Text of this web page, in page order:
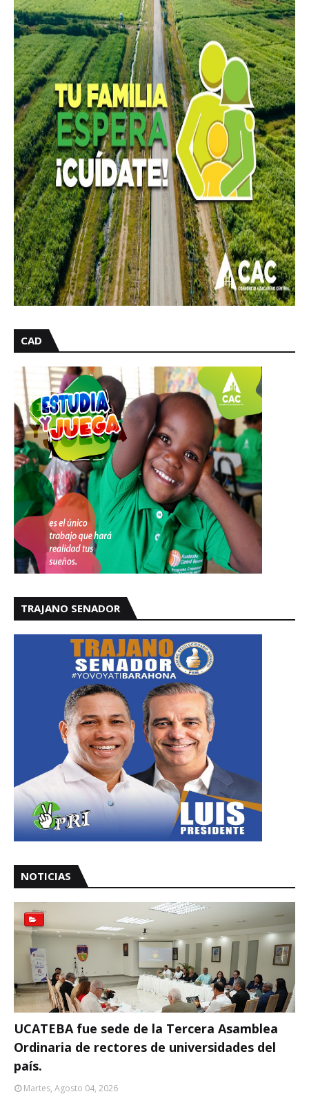
CAD
TRAJANO SENADOR
NOTICIAS
UCATEBA fue sede de la Tercera Asamblea
Ordinaria de rectores de universidades del
país.
Martes, Agosto 04, 2026